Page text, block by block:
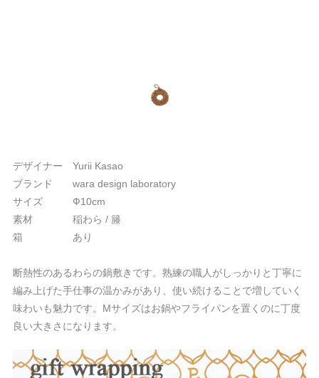
デザイナー Yurii Kasao
ブランド wara design laboratory
サイズ Ф10cm
素材 稲わら / 籐
箱 あり
断熱性のあるわらの鍋敷きです。熟練の職人がしっかりと丁寧に
編み上げた手仕事の温かみがあり、使い続けることで増していく
味わいも魅力です。Mサイズはお鍋やフライパンを置くのに丁度
良い大きさになります。